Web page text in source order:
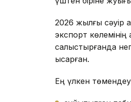
2026 жылғы сәуір
экспорт
салыстырғанда
қысқарған.
Ең үлкен